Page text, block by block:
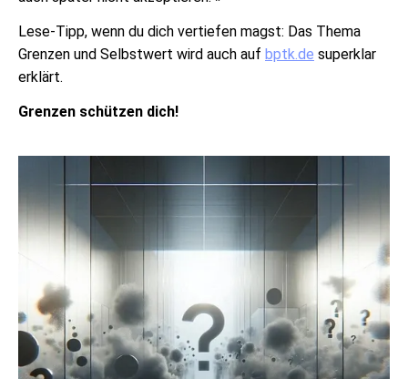
Lese-Tipp, wenn du dich vertiefen magst: Das Thema
Grenzen und Selbstwert wird auch auf bptk.de superklar
erklärt.
Grenzen schützen dich!